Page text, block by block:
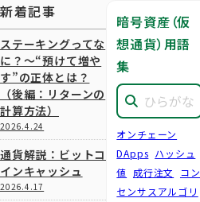
新着記事
ステーキングってな
に？～“預けて増や
す”の正体とは？
（後編：リターンの
計算方法）
2026.4.24
通貨解説：ビットコ
インキャッシュ
2026.4.17
暗号資産（仮
想通貨）用語
集
オンチェーン
DApps ハッシュ
値 成行注文
コン
センサスアルゴリ